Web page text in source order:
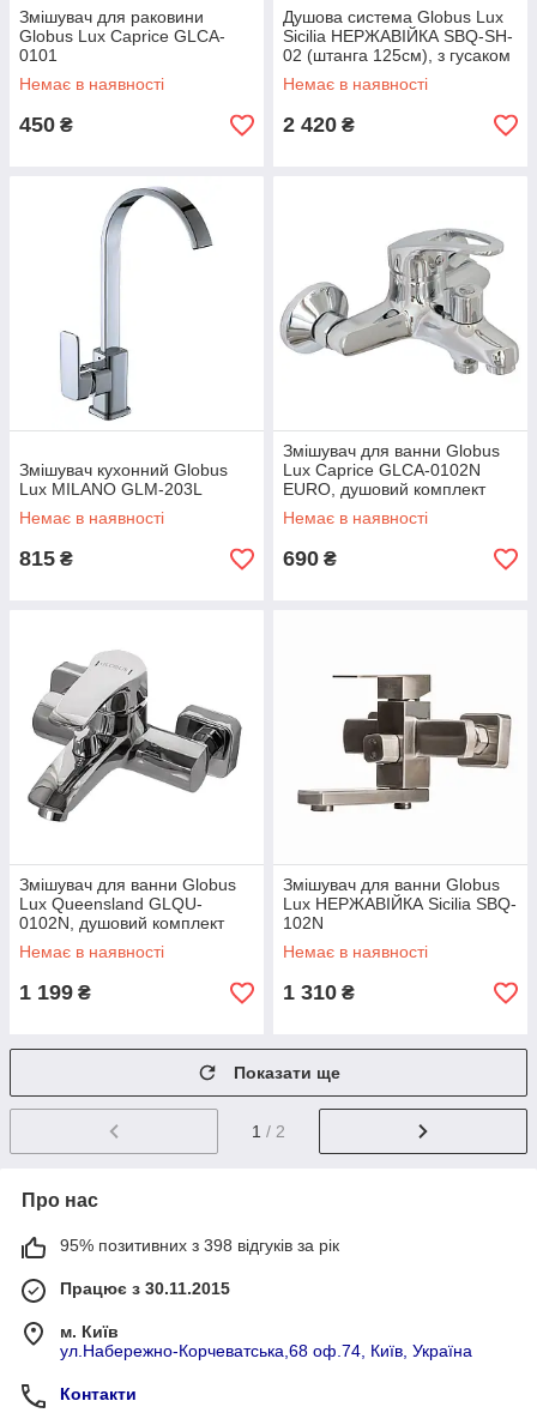
Змішувач для раковини
Globus Lux Caprice GLCA-
0101
Немає в наявності
450 ₴
Душова система Globus Lux
Sicilia НЕРЖАВІЙКА SBQ-SH-
02 (штанга 125см), з гусаком
Немає в наявності
2 420 ₴
Змішувач кухонний Globus
Lux MILANO GLM-203L
Немає в наявності
815 ₴
Змішувач для ванни Globus
Lux Caprice GLCA-0102N
EURO, душовий комплект
Немає в наявності
690 ₴
Змішувач для ванни Globus
Lux Queensland GLQU-
0102N, душовий комплект
(картридж "Sedal")
Немає в наявності
1 199 ₴
Змішувач для ванни Globus
Lux НЕРЖАВІЙКА Sicilia SBQ-
102N
Немає в наявності
1 310 ₴
Показати ще
1 / 2
Про нас
95% позитивних з 398 відгуків за рік
Працює з 30.11.2015
м. Київ
ул.Набережно-Корчеватська,68 оф.74, Київ, Україна
Контакти